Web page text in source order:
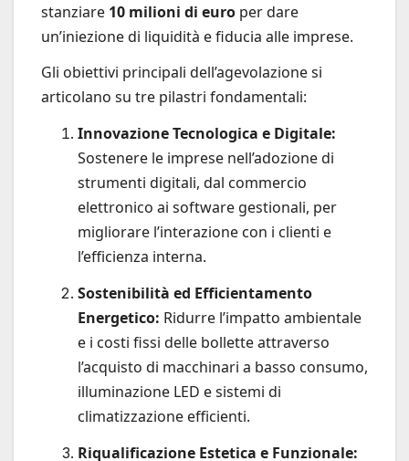
stanziare 10 milioni di euro per dare
un’iniezione di liquidità e fiducia alle imprese.
Gli obiettivi principali dell’agevolazione si
articolano su tre pilastri fondamentali:
Innovazione Tecnologica e Digitale:
Sostenere le imprese nell’adozione di
strumenti digitali, dal commercio
elettronico ai software gestionali, per
migliorare l’interazione con i clienti e
l’efficienza interna.
Sostenibilità ed Efficientamento
Energetico: Ridurre l’impatto ambientale
e i costi fissi delle bollette attraverso
l’acquisto di macchinari a basso consumo,
illuminazione LED e sistemi di
climatizzazione efficienti.
Riqualificazione Estetica e Funzionale: